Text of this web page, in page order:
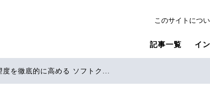
このサイトにつ
記事一覧 イ
を徹底的に高める ソフトク...